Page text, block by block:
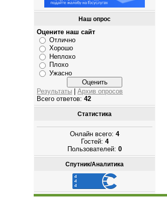
Наш опрос
Оцените наш сайт
Отлично
Хорошо
Неплохо
Плохо
Ужасно
Результаты |Архив опросов
Всего ответов:42
Статистика
Онлайн всего:4
Гостей: 4
Пользователей:0
Спутник/Аналитика